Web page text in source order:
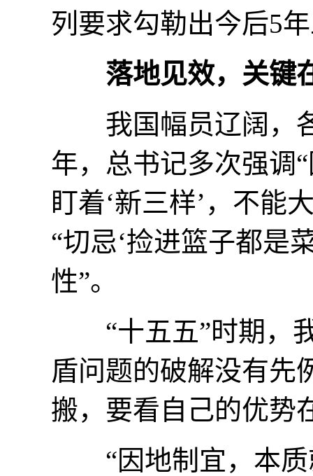
列要求勾勒出今后5
落地见效，关键
我国幅员辽阔，各
年，总书记多次强调
盯着‘新三样’，不能
“切忌‘捡进篮子都是
性”。
“十五五”时期，我
盾问题的破解没有先
搬，要看自己的优势
“因地制宜，本质